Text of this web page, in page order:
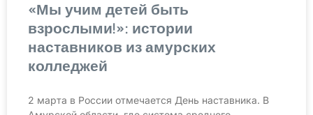
«Мы учим детей быть
взрослыми!»: истории
наставников из амурских
колледжей
2 марта в России отмечается День наставника. В